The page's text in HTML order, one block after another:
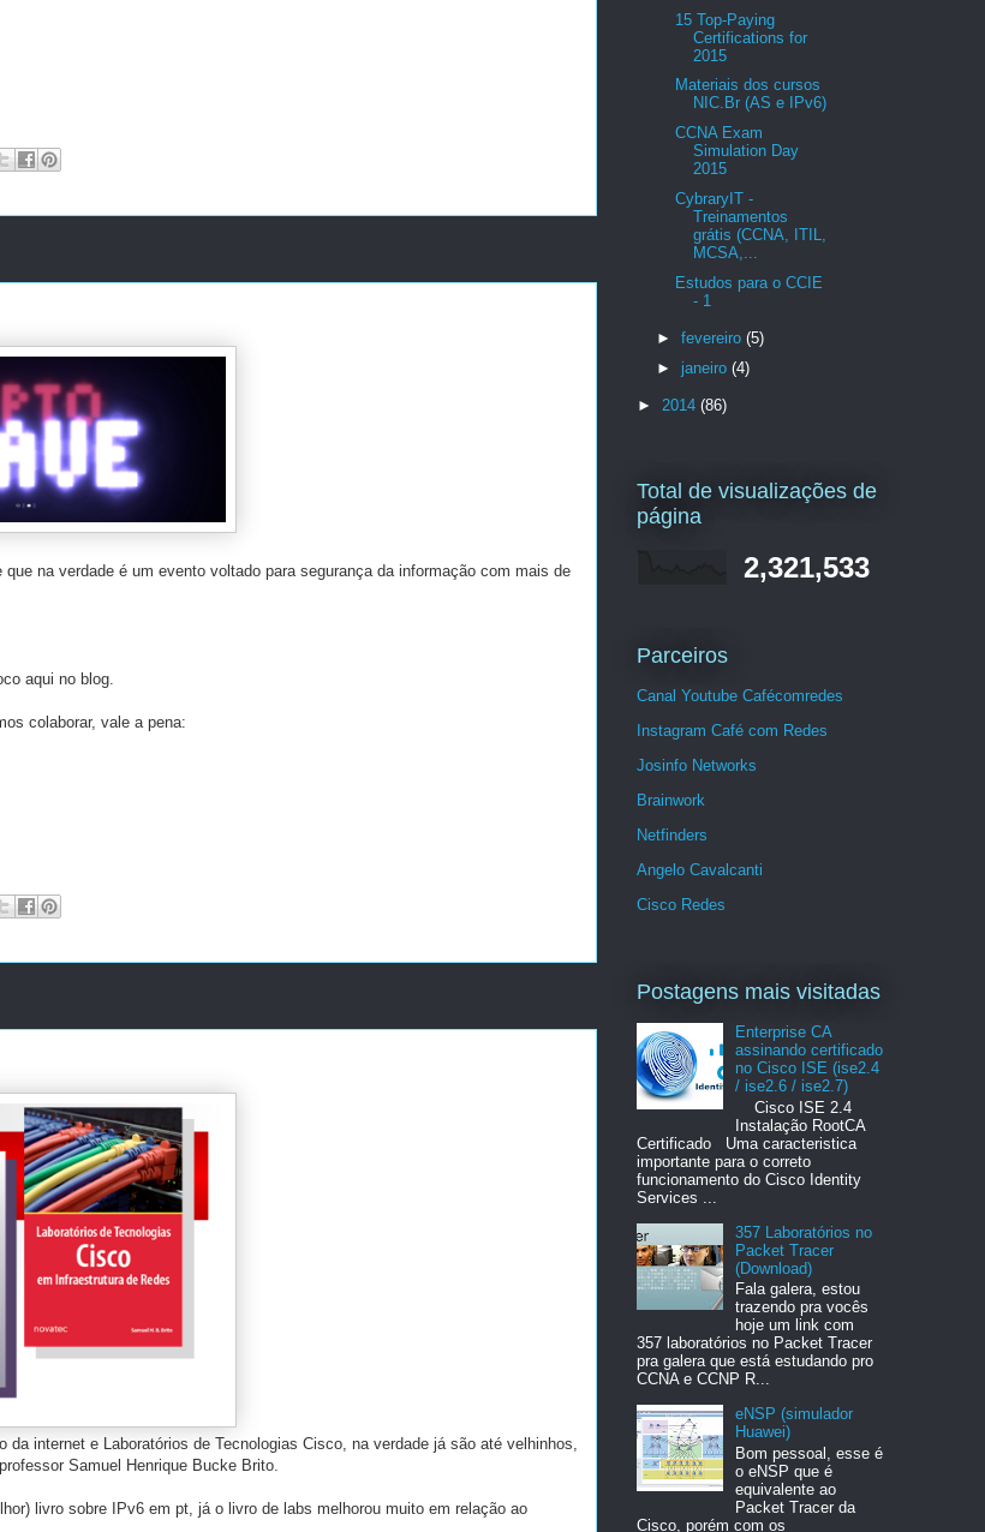
na verdade é um evento voltado para segurança da informação com mais de
aqui no blog.
colaborar, vale a pena:
internet e Laboratórios de Tecnologias Cisco, na verdade já são até velhinhos,
Samuel Henrique Bucke Brito.
livro sobre IPv6 em pt, já o livro de labs melhorou muito em relação ao
15 Top-Paying
Certifications for
2015
Materiais dos cursos
NIC.Br (AS e IPv6)
CCNA Exam
Simulation Day
2015
CybraryIT -
Treinamentos
grátis (CCNA, ITIL,
MCSA,...
Estudos para o CCIE
- 1
► fevereiro (5)
► janeiro (4)
► 2014 (86)
Total de visualizações de
página
2,321,533
Parceiros
Canal Youtube Cafécomredes
Instagram Café com Redes
Josinfo Networks
Brainwork
Netfinders
Angelo Cavalcanti
Cisco Redes
Postagens mais visitadas
Enterprise CA
assinando certificado
no Cisco ISE (ise2.4
/ ise2.6 / ise2.7)
Cisco ISE 2.4
Instalação RootCA
Certificado Uma caracteristica
importante para o correto
funcionamento do Cisco Identity
Services ...
357 Laboratórios no
Packet Tracer
(Download)
Fala galera, estou
trazendo pra vocês
hoje um link com
357 laboratórios no Packet Tracer
pra galera que está estudando pro
CCNA e CCNP R...
eNSP (simulador
Huawei)
Bom pessoal, esse é
o eNSP que é
equivalente ao
Packet Tracer da
Cisco, porém com os